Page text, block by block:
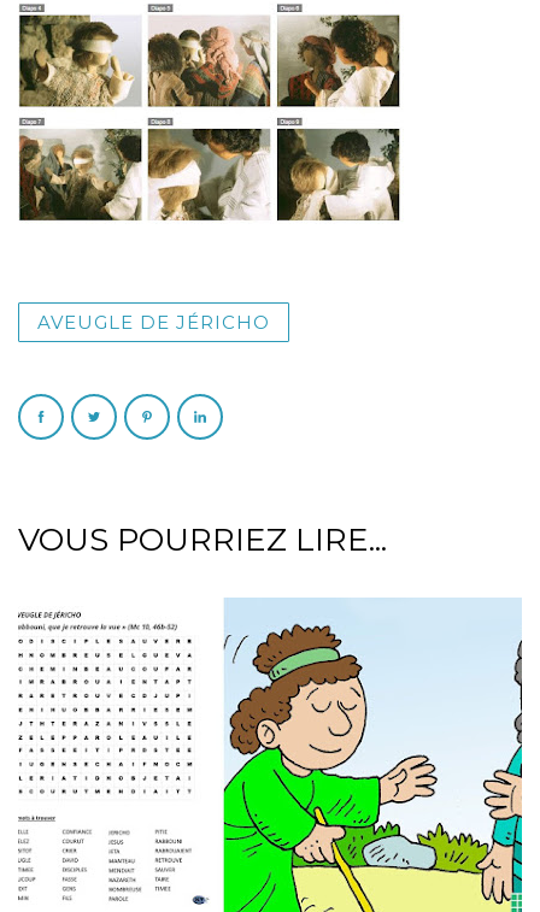
AVEUGLE DE JÉRICHO
VOUS POURRIEZ LIRE...